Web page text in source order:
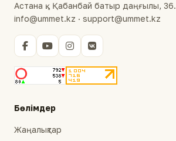
Астана қ., Қабанбай батыр даңғылы, 36.
info@ummet.kz · support@ummet.kz
Бөлімдер
Жаңалықтар